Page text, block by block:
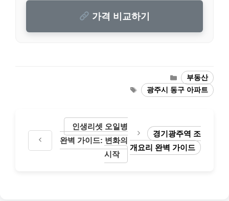
가격 비교하기
Categories
부동산
Tags광주시 동구 아파트
인생리셋 오일병
완벽 가이드: 변화의
시작
경기광주역 조
개요리 완벽 가이드